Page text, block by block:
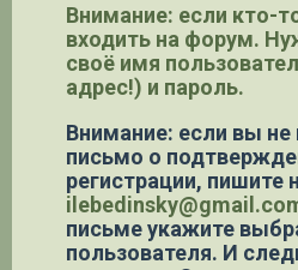
Внимание: если кто-
входить на форум.
своё имя
адрес!) и пароль.
Внимание: если вы не
письмо о
регистрации, пишите
письме укажите
пользователя. И